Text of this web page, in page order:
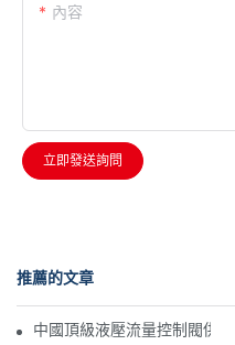
內容
立即發送詢問
推薦的文章
中國頂級液壓流量控制閥供